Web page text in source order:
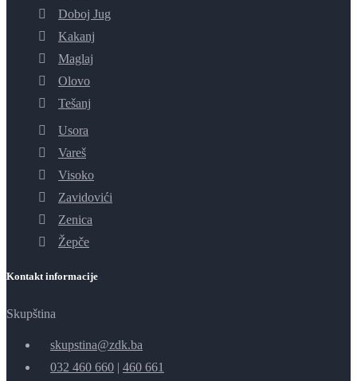
Doboj Jug
Kakanj
Maglaj
Olovo
Tešanj
Usora
Vareš
Visoko
Zavidovići
Zenica
Žepče
Kontakt informacije
Skupština
skupstina@zdk.ba
032 460 660 | 460 661